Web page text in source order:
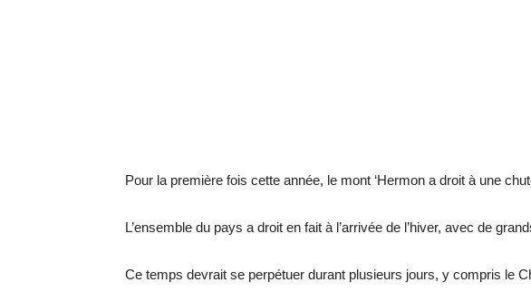
Pour la première fois cette année, le mont ‘Hermon a droit à une
L’ensemble du pays a droit en fait à l’arrivée de l’hiver, avec de
Ce temps devrait se perpétuer durant plusieurs jours, y compris le